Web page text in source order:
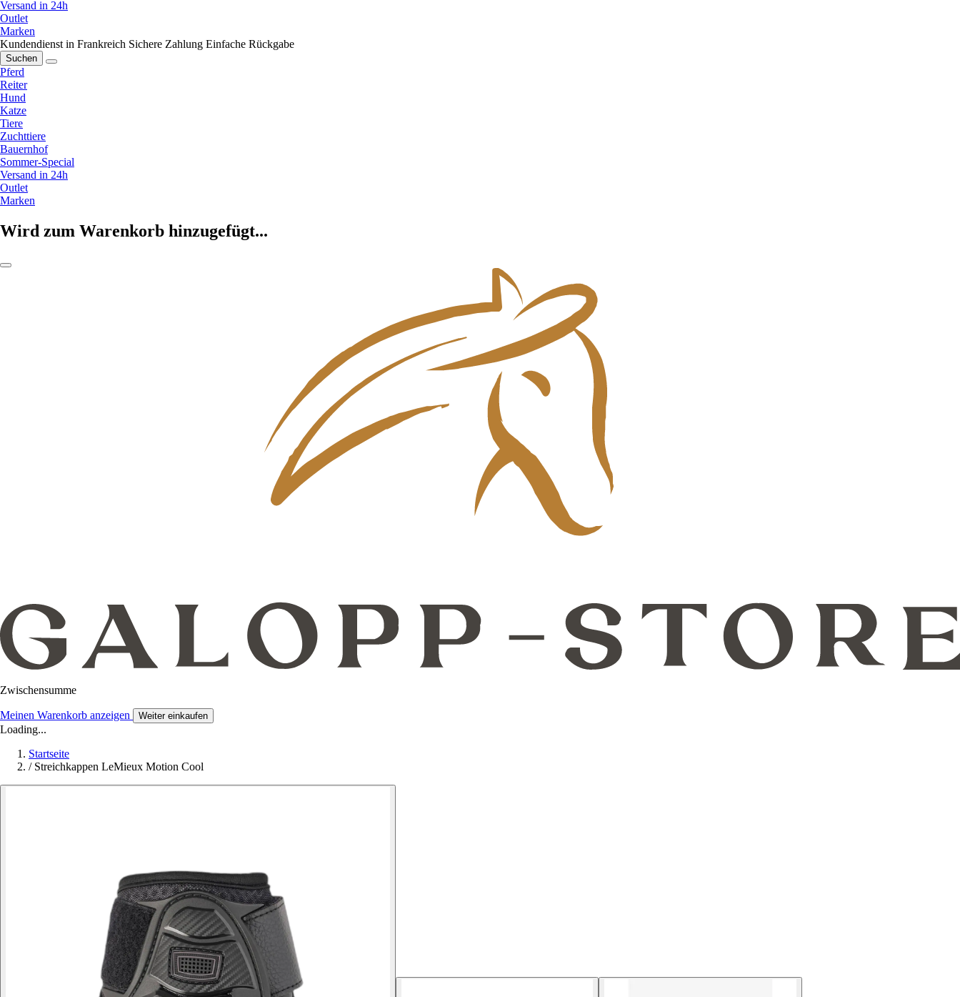
Versand in 24h
Outlet
Marken
Kundendienst in Frankreich Sichere Zahlung Einfache Rückgabe
Suchen
Pferd
Reiter
Hund
Katze
Tiere
Zuchttiere
Bauernhof
Sommer-Special
Versand in 24h
Outlet
Marken
Wird zum Warenkorb hinzugefügt...
Zwischensumme
Meinen Warenkorb anzeigen Weiter einkaufen
Loading...
Startseite
/ Streichkappen LeMieux Motion Cool